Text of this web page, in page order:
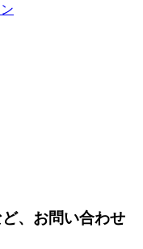
、 お問い合わせ